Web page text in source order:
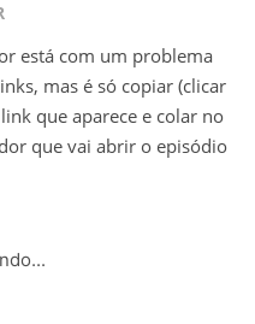
está com um problema
mas é só copiar (clicar
que aparece e colar no
que vai abrir o episódio